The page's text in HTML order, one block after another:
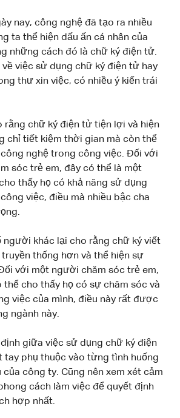
nay, công nghệ đã tạo ra nhiều
ta thể hiện dấu ấn cá nhân của
những cách đó là chữ ký điện tử.
về việc sử dụng chữ ký điện tử hay
thư xin việc, có nhiều ý kiến trái
rằng chữ ký điện tử tiện lợi và hiện
chỉ tiết kiệm thời gian mà còn thể
nghệ trong công việc. Đối với
sóc trẻ em, đây có thể là một
thấy họ có khả năng sử dụng
việc, điều mà nhiều bậc cha
người khác lại cho rằng chữ ký viết
thống hơn và thể hiện sự
với một người chăm sóc trẻ em,
thể cho thấy họ có sự chăm sóc và
việc của mình, điều này rất được
ngành này.
giữa việc sử dụng chữ ký điện
tay phụ thuộc vào từng tình huống
của công ty. Cũng nên xem xét cảm
cách làm việc để quyết định
hợp nhất.